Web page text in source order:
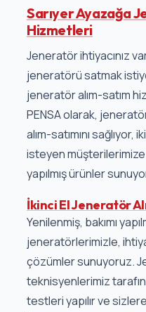
Sarıyer Ayazağa
Hizmetleri
Jeneratör ihtiyacınız
jeneratörü satmak
jeneratör alım-satım
PENSA olarak,
alım-satımını
isteyen müşterilerimize
yapılmış ürünler
İkinci El Jeneratör
Yenilenmiş, bakımı
jeneratörlerimizle,
çözümler sunuyoruz.
teknisyenlerimiz
testleri yapılır ve